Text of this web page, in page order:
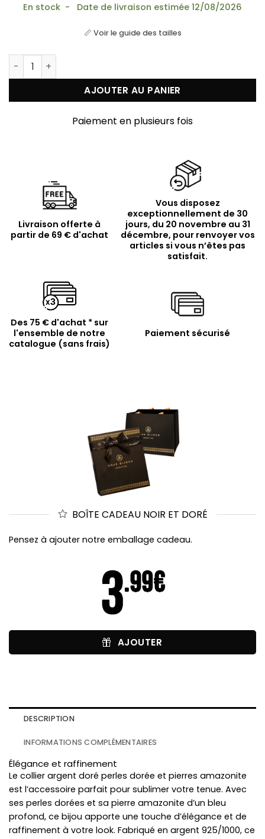
En stock - Date de livraison estimée 12/08/2026
📏 Voir le guide des tailles
quantité de Collier argent doré perles dorée et
AJOUTER AU PANIER
Paiement en plusieurs fois
Livraison offerte à
partir de 69 € d'achat
Vous disposez
exceptionnellement de 30
jours, du 20 novembre au 31
décembre, pour renvoyer vos
articles si vous n’êtes pas
satisfait.
Des 75 € d'achat * sur
l'ensemble de notre
catalogue (sans frais)
Paiement sécurisé
BOÎTE CADEAU NOIR ET DORÉ
Pensez à ajouter notre emballage cadeau.
AJOUTER
DESCRIPTION
INFORMATIONS COMPLÉMENTAIRES
Élégance et raffinement
Le collier argent doré perles dorée et pierres amazonite
est l’accessoire parfait pour sublimer votre tenue. Avec
ses perles dorées et sa pierre amazonite d’un bleu
profond, ce bijou apporte une touche d’élégance et de
raffinement à votre look. Fabriqué en argent 925/1000, ce